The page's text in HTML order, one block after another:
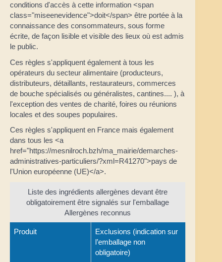
conditions d'accès à cette information <span
class="miseenevidence">doit</span> être portée à la
connaissance des consommateurs, sous forme
écrite, de façon lisible et visible des lieux où est admis
le public.
Ces règles s'appliquent également à tous les
opérateurs du secteur alimentaire (producteurs,
distributeurs, détaillants, restaurateurs, commerces
de bouche spécialisés ou généralistes, cantines.... ), à
l'exception des ventes de charité, foires ou réunions
locales et des soupes populaires.
Ces règles s'appliquent en France mais également
dans tous les <a
href="https://mesnilroch.bzh/ma_mairie/demarches-
administratives-particuliers/?xml=R41270">pays de
l'Union européenne (UE)</a>.
Liste des ingrédients allergènes devant être
obligatoirement être signalés sur l'emballage
Allergènes reconnus
Produit
Exclusions (indication sur
l’emballage non
obligatoire)